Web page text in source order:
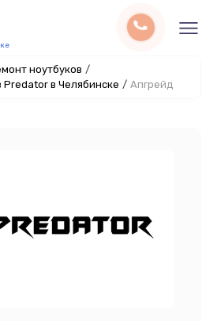
ноутбуков /
Predator в Челябинске / Апгрейд